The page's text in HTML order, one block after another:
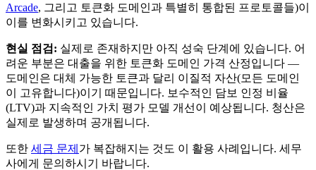
Arcade, 그리고 토큰화 도메인과 특별히 통합된 프로토콜들)이
이를 변화시키고 있습니다.
현실 점검: 실제로 존재하지만 아직 성숙 단계에 있습니다. 어
려운 부분은 대출을 위한 토큰화 도메인 가격 산정입니다 —
도메인은 대체 가능한 토큰과 달리 이질적 자산(모든 도메인
이 고유합니다)이기 때문입니다. 보수적인 담보 인정 비율
(LTV)과 지속적인 가치 평가 모델 개선이 예상됩니다. 청산은
실제로 발생하며 공개됩니다.
또한 세금 문제 가 복잡해지는 것도 이 활용 사례입니다. 세무
사에게 문의하시기 바랍니다.